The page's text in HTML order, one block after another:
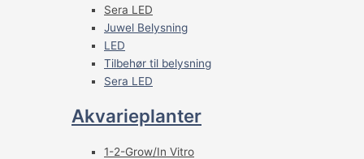
Sera LED
Juwel Belysning
LED
Tilbehør til belysning
Sera LED
Akvarieplanter
1-2-Grow/In Vitro